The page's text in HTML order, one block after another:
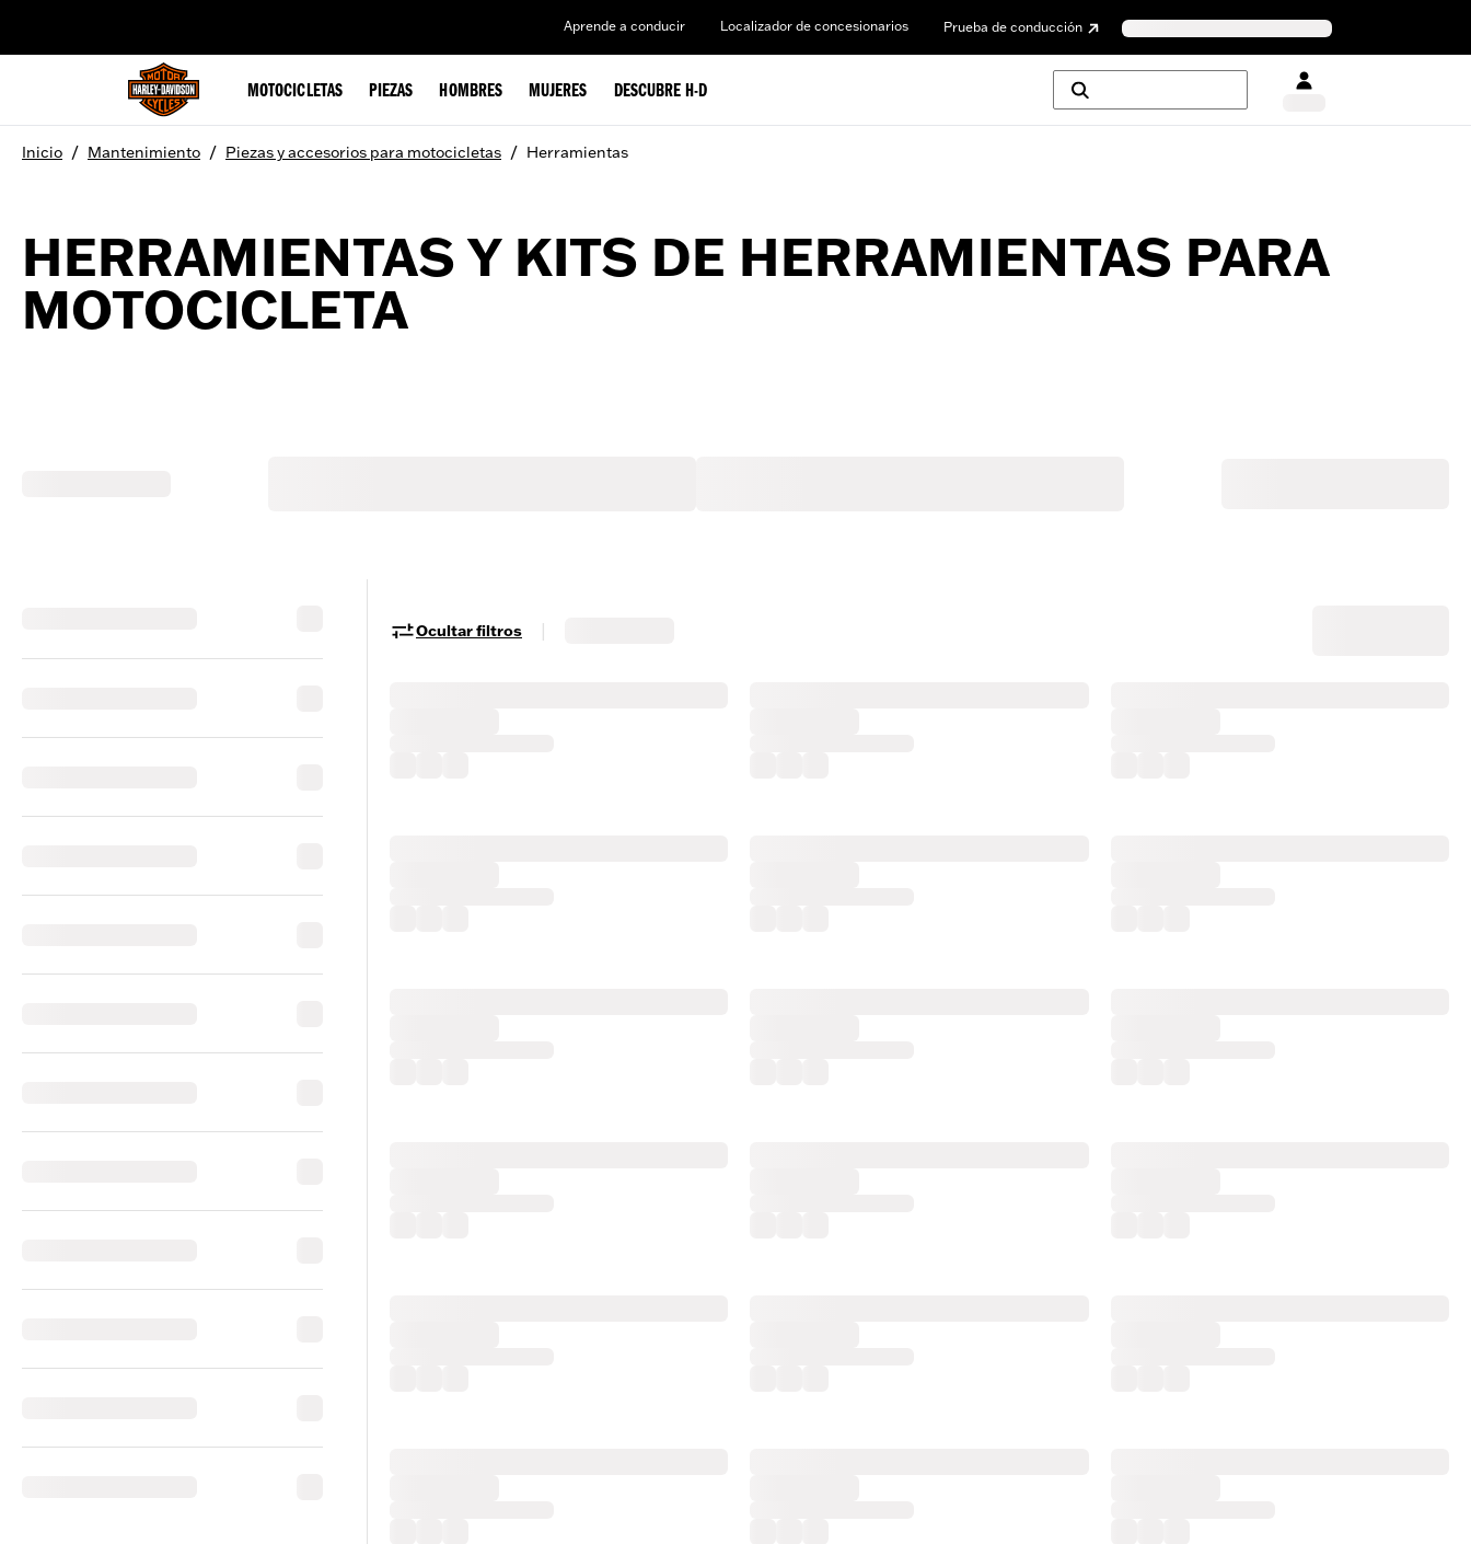
Aprende a conducir Localizador de concesionarios Prueba de conducción
MOTOCICLETAS PIEZAS HOMBRES MUJERES DESCUBRE H-D
Inicio / Mantenimiento / Piezas y accesorios para motocicletas / Herramientas
HERRAMIENTAS Y KITS DE HERRAMIENTAS PARA
MOTOCICLETA
Ocultar filtros